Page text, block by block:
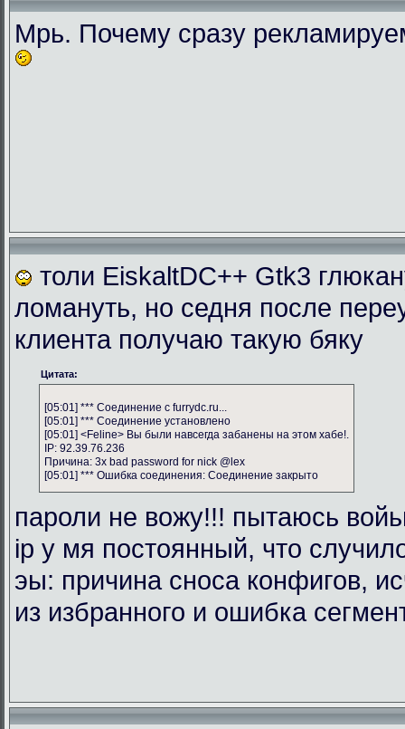
Мрь. Почему сразу
толи EiskaltDC++ Gtk3
ломануть, но седня после
клиента получаю такую бяку
Цитата:
[05:01] *** Соединение с furrydc.ru...
[05:01] *** Соединение установлено
[05:01] <Feline> Вы были навсегда забанены на этом хабе!.
IP: 92.39.76.236
Причина: 3x bad password for nick @lex
[05:01] *** Ошибка соединения: Соединение закрыто
пароли не вожу!!! пытаюсь
ip у мя постоянный, что
эы: причина сноса конфигов,
из избранного и ошибка